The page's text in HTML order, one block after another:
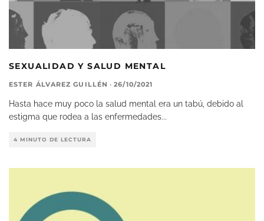
SEXUALIDAD Y SALUD MENTAL
ESTER ÁLVAREZ GUILLÉN · 26/10/2021
Hasta hace muy poco la salud mental era un tabú, debido al
estigma que rodea a las enfermedades...
4 MINUTO DE LECTURA